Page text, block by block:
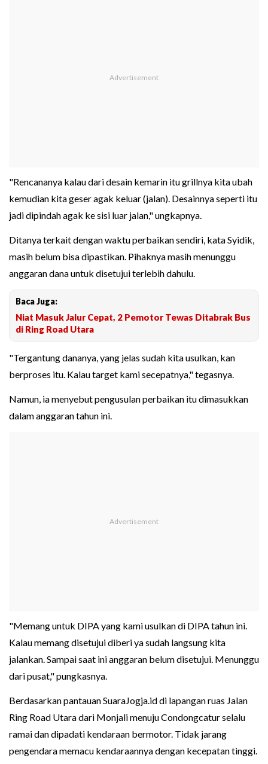
"Rencananya kalau dari desain kemarin itu grillnya kita ubah
kemudian kita geser agak keluar (jalan). Desainnya seperti itu
jadi dipindah agak ke sisi luar jalan," ungkapnya.
Ditanya terkait dengan waktu perbaikan sendiri, kata Syidik,
masih belum bisa dipastikan. Pihaknya masih menunggu
anggaran dana untuk disetujui terlebih dahulu.
Baca Juga:
Niat Masuk Jalur Cepat, 2 Pemotor Tewas Ditabrak Bus
di Ring Road Utara
"Tergantung dananya, yang jelas sudah kita usulkan, kan
berproses itu. Kalau target kami secepatnya," tegasnya.
Namun, ia menyebut pengusulan perbaikan itu dimasukkan
dalam anggaran tahun ini.
"Memang untuk DIPA yang kami usulkan di DIPA tahun ini.
Kalau memang disetujui diberi ya sudah langsung kita
jalankan. Sampai saat ini anggaran belum disetujui. Menunggu
dari pusat," pungkasnya.
Berdasarkan pantauan SuaraJogja.id di lapangan ruas Jalan
Ring Road Utara dari Monjali menuju Condongcatur selalu
ramai dan dipadati kendaraan bermotor. Tidak jarang
pengendara memacu kendaraannya dengan kecepatan tinggi.